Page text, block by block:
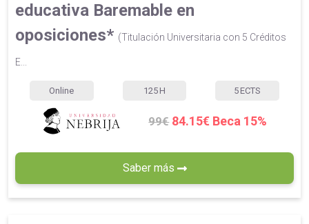
educativa Baremable en
oposiciones* (Titulación Universitaria con 5 Créditos
E...
Online 125 H 5 ECTS
99€ 84.15€ Beca 15%
Saber más